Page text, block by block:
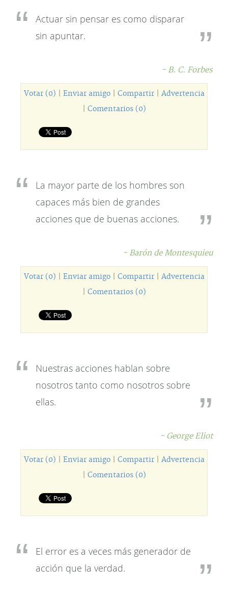
Actuar sin pensar es como disparar
sin apuntar.
- B. C. Forbes
Votar (0) Enviar amigo| Compartir| Advertencia
Comentarios (0)
La mayor parte de los hombres son
capaces más bien de grandes
acciones que de buenas acciones.
- Barón de Montesquieu
Votar (0) Enviar amigo| Compartir| Advertencia
Comentarios (0)
Nuestras acciones hablan sobre
nosotros tanto como nosotros sobre
ellas.
- George Eliot
Votar (0) Enviar amigo| Compartir| Advertencia
Comentarios (0)
El error es a veces más generador de
acción que la verdad.